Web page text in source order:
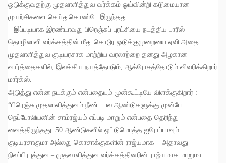
ஒடுக்குவதற்கு முதலாளித்துவ வர்க்கம் ஓய்வின்றி கடுமையான
முயற்சிகளை செய்துகொண்டே இருந்தது.
– இப்படியாக இரண்டாவது பிரெஞ்சுப் புரட்சியை நடத்திய பாரீஸ்
தொழிலாளி வர்க்கத்தின் மீது கொடூர ஒடுக்குமுறையை ஏவி அதை
முதலாளித்துவ குடியரசாக மாற்றிய வரலாற்றை தனது அழகான
வார்த்தைகளில், இலக்கிய நயத்தோடும், ஆக்ரோசத்தோடும் விவரிக்கிறார்
மார்க்ஸ்.
அடுத்து என்ன நடக்கும் என்பதையும் முன்கூட்டியே விளக்குகிறார் :
“பிரெஞ்சு முதலாளித்துவம் நீண்ட பல ஆண்டுகளுக்கு முன்பே
நெப்போலியனின் சாம்ரஜ்யம் எப்படி மாறும் என்பதை தெரிந்து
வைத்திருந்தது. 50 ஆண்டுகளில் ஒட்டுமொத்த ஐரோப்பாவும்
குடியரசாகுமா அல்லது கொசாக்குகளின் ராஜ்யமாக – அதாவது
நிலப்பிரபுத்துவ – முதலாளித்துவ வர்க்கத்தினரின் ராஜ்யமாக மாறுமா